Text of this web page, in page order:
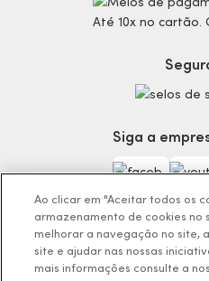
Código de defesa do
Trocas e Devoluções
Teste do Tom de Base
Teste da Fragrância
Encontre o Presente Ideal!
Beauty Week
Guia da Beleza Eudora
Até 10x no cartão.
Siga a
Ao clicar em "Aceitar todos os
armazenamento de cookies no
melhorar a navegação no site,
site e ajudar nas nossas
mais informações consulte a